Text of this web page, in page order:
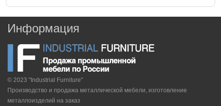
Информация
© 2023 "Industrial Furniture"
Производство и продажа металлической мебели, изготовление
металлоизделий на заказ